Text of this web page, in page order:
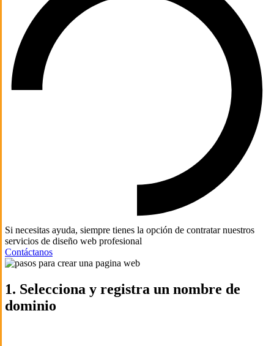
Si necesitas ayuda, siempre tienes la opción de contratar nuestros
servicios de diseño web profesional
Contáctanos
1. Selecciona y registra un nombre de
dominio